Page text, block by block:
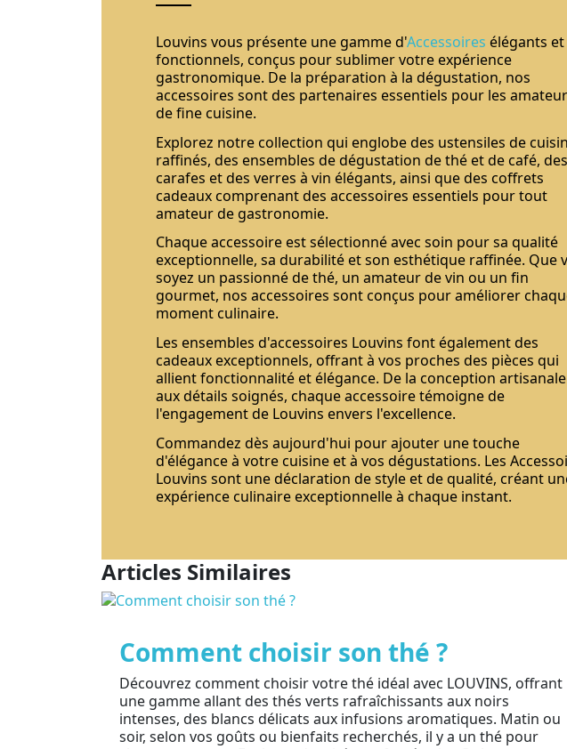
Louvins vous présente une gamme d'Accessoires élégants et
fonctionnels, conçus pour sublimer votre expérience
gastronomique. De la préparation à la dégustation, nos
accessoires sont des partenaires essentiels pour les
de fine cuisine.
Explorez notre collection qui englobe des ustensiles de
raffinés, des ensembles de dégustation de thé et de café, des
carafes et des verres à vin élégants, ainsi que des coffrets
cadeaux comprenant des accessoires essentiels pour tout
amateur de gastronomie.
Chaque accessoire est sélectionné avec soin pour sa qualité
exceptionnelle, sa durabilité et son esthétique raffinée. Que
soyez un passionné de thé, un amateur de vin ou un fin
gourmet, nos accessoires sont conçus pour améliorer
moment culinaire.
Les ensembles d'accessoires Louvins font également des
cadeaux exceptionnels, offrant à vos proches des pièces qui
allient fonctionnalité et élégance. De la conception artisanale
aux détails soignés, chaque accessoire témoigne de
l'engagement de Louvins envers l'excellence.
Commandez dès aujourd'hui pour ajouter une touche
d'élégance à votre cuisine et à vos dégustations. Les
Louvins sont une déclaration de style et de qualité, créant
expérience culinaire exceptionnelle à chaque instant.
Articles Similaires
Comment choisir son thé ?
Découvrez comment choisir votre thé idéal avec LOUVINS, offrant
une gamme allant des thés verts rafraîchissants aux noirs
intenses, des blancs délicats aux infusions aromatiques. Matin ou
soir, selon vos goûts ou bienfaits recherchés, il y a un thé pour